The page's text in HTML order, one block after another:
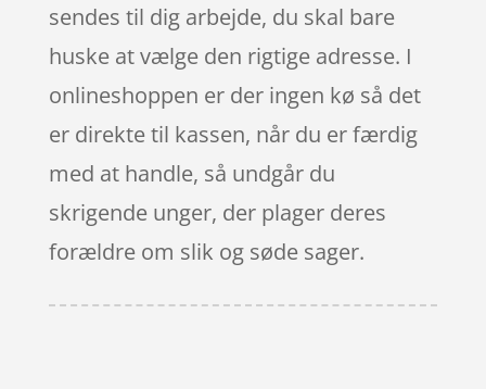
sendes til dig arbejde, du skal bare
huske at vælge den rigtige adresse. I
onlineshoppen er der ingen kø så det
er direkte til kassen, når du er færdig
med at handle, så undgår du
skrigende unger, der plager deres
forældre om slik og søde sager.